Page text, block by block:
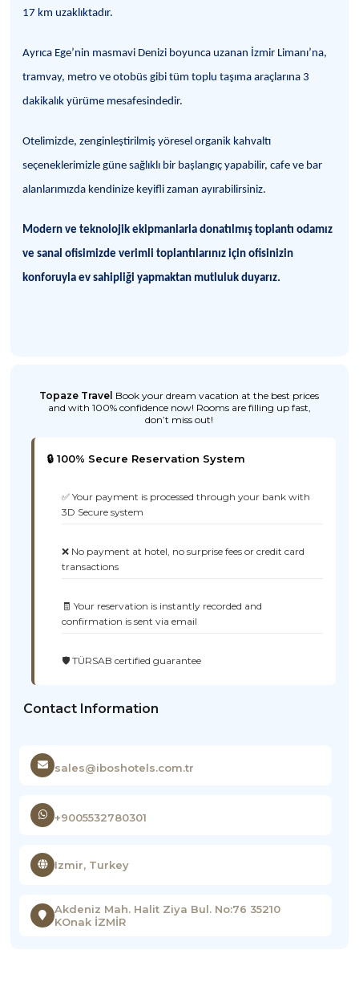
17 km uzaklıktadır.
Ayrıca Ege’nin masmavi Denizi boyunca uzanan İzmir Limanı’na,
tramvay, metro ve otobüs gibi tüm toplu taşıma araçlarına 3
dakikalık yürüme mesafesindedir.
Otelimizde, zenginleştirilmiş yöresel organik kahvaltı
seçeneklerimizle güne sağlıklı bir başlangıç yapabilir, cafe ve bar
alanlarımızda kendinize keyifli zaman ayırabilirsiniz.
Modern ve teknolojik ekipmanlarla donatılmış toplantı odamız
ve sanal ofisimizde verimli toplantılarınız için ofisinizin
konforuyla ev sahipliği yapmaktan mutluluk duyarız.
Topaze Travel Book your dream vacation at the best prices
and with 100% confidence now! Rooms are filling up fast,
don’t miss out!
🔒 100% Secure Reservation System
✅ Your payment is processed through your bank with
3D Secure system
❌ No payment at hotel, no surprise fees or credit card
transactions
🧾 Your reservation is instantly recorded and
confirmation is sent via email
🛡️ TÜRSAB certified guarantee
Contact Information
sales@iboshotels.com.tr
+9005532780301
Izmir, Turkey
Akdeniz Mah. Halit Ziya Bul. No:76 35210
KOnak İZMİR